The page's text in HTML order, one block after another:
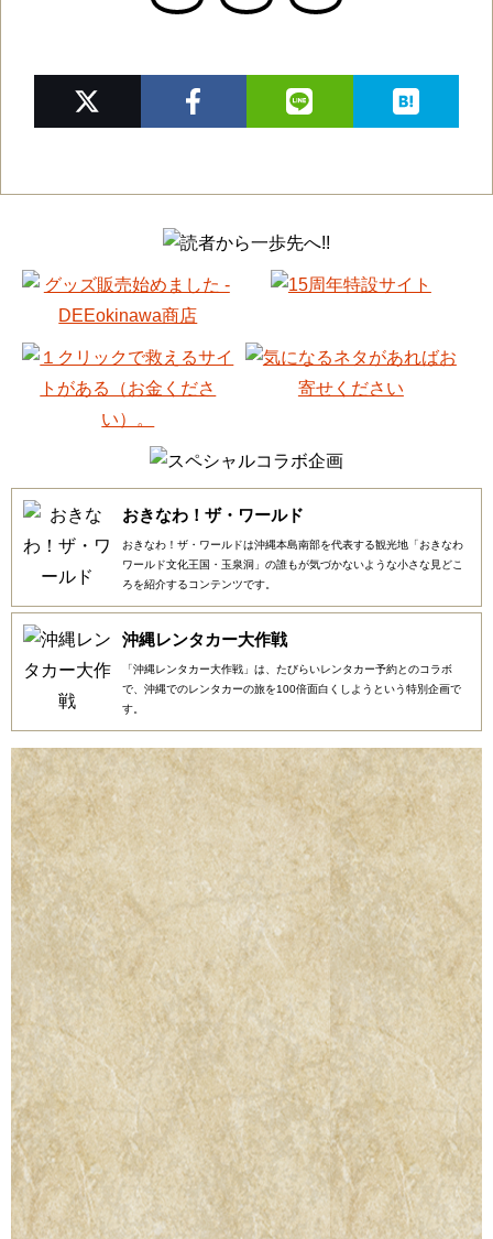
おきなわ！ザ・ワールド
おきなわ！ザ・ワールドは沖縄本島南部を代表する観光地「おきなわ
ワールド文化王国・玉泉洞」の誰もが気づかないような小さな見どこ
ろを紹介するコンテンツです。
沖縄レンタカー大作戦
「沖縄レンタカー大作戦」は、たびらいレンタカー予約とのコラボ
で、沖縄でのレンタカーの旅を100倍面白くしようという特別企画で
す。